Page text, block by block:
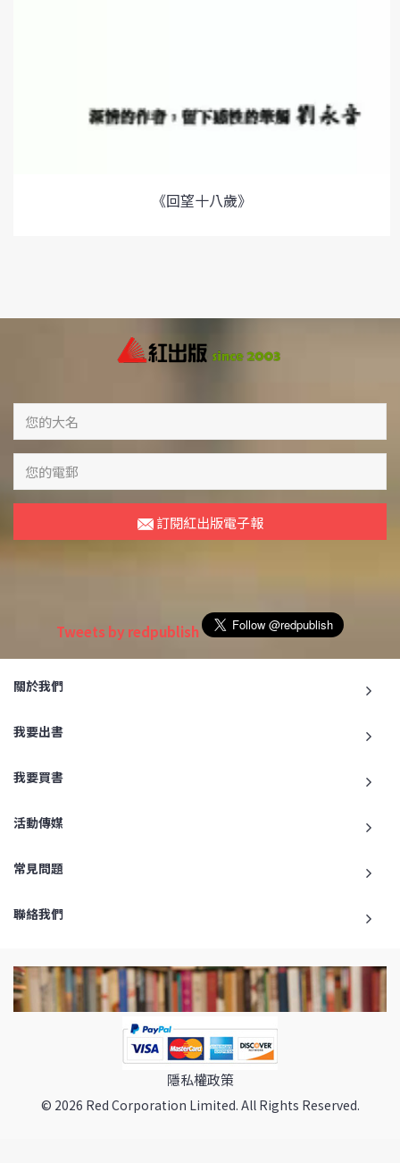
《回望十八歲》
訂閱紅出版電子報
Tweets by redpublish
關於我們
我要出書
我要買書
活動傳媒
常見問題
聯絡我們
隱私權政策
© 2026 Red Corporation Limited. All Rights Reserved.